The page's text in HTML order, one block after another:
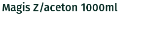
Z/aceton 1000ml